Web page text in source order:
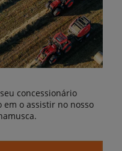
concessionário
em o assistir no nosso